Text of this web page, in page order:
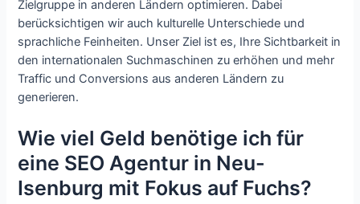
Zielgruppe in anderen Ländern optimieren. Dabei
berücksichtigen wir auch kulturelle Unterschiede und
sprachliche Feinheiten. Unser Ziel ist es, Ihre Sichtbarkeit in
den internationalen Suchmaschinen zu erhöhen und mehr
Traffic und Conversions aus anderen Ländern zu
generieren.
Wie viel Geld benötige ich für
eine SEO Agentur in Neu-
Isenburg mit Fokus auf Fuchs?